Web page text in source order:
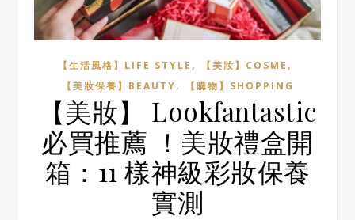
【生活風格】LIFE STYLE , 【美妝】COSME ,
【美妝保養】BEAUTY, 【購物】SHOPPING
【美妝】 Lookfantastic
必買推薦 ！美妝禮盒開
箱：11 樣神級彩妝保養
實測